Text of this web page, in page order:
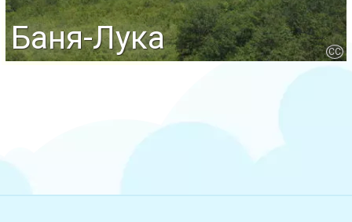
Баня-Лука CC